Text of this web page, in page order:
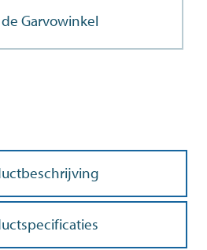
>
Garvowinkel